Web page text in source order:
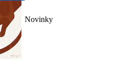
Novinky